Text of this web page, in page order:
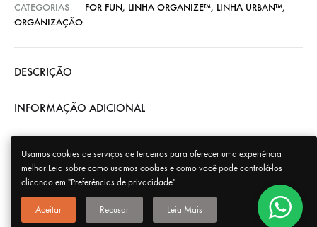
CATEGORIAS
FOR FUN, LINHA ORGANIZE™, LINHA URBAN™,
ORGANIZAÇÃO
DESCRIÇÃO
INFORMAÇÃO ADICIONAL
Usamos cookies de serviços de terceiros para oferecer uma experiência
melhor.Leia sobre como usamos cookies e como você pode controlá-los
clicando em "Preferências de privacidade".
Aceitar Recusar Leia Mais